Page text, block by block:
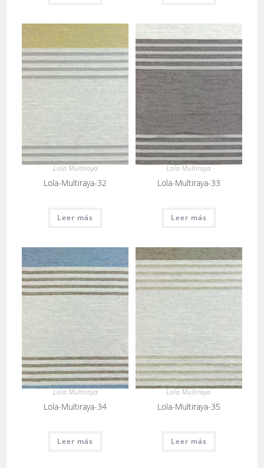
Lola Multiraya
Lola-Multiraya-32
Leer más
Lola Multiraya
Lola-Multiraya-33
Leer más
Lola Multiraya
Lola-Multiraya-34
Leer más
Lola Multiraya
Lola-Multiraya-35
Leer más